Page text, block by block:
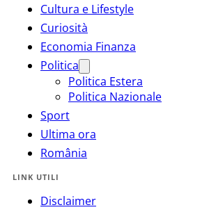
Cultura e Lifestyle
Curiosità
Economia Finanza
Politica
Politica Estera
Politica Nazionale
Sport
Ultima ora
România
LINK UTILI
Disclaimer